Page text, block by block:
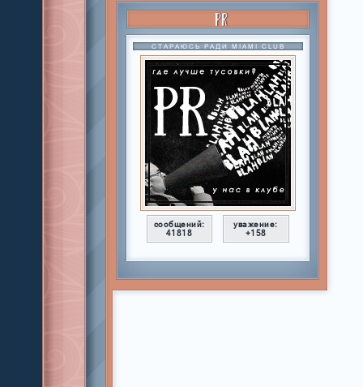
PR
СТАРАЮСЬ РАДИ MIAMI CLUB
сообщений:
41818
уважение:
+158